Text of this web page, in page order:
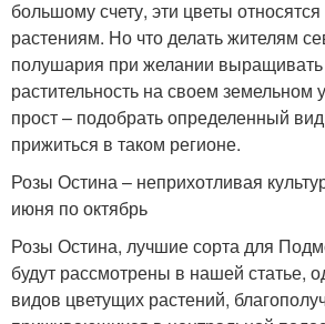
большому счету, эти цветы
растениям. Но что делать жителям
полушария при желании
растительность на своем земельном
прост – подобрать определенный
прижиться в таком регионе.
Розы Остина – неприхотливая
июня по октябрь
Розы Остина, лучшие сорта для
будут рассмотрены в нашей статье,
видов цветущих растений,